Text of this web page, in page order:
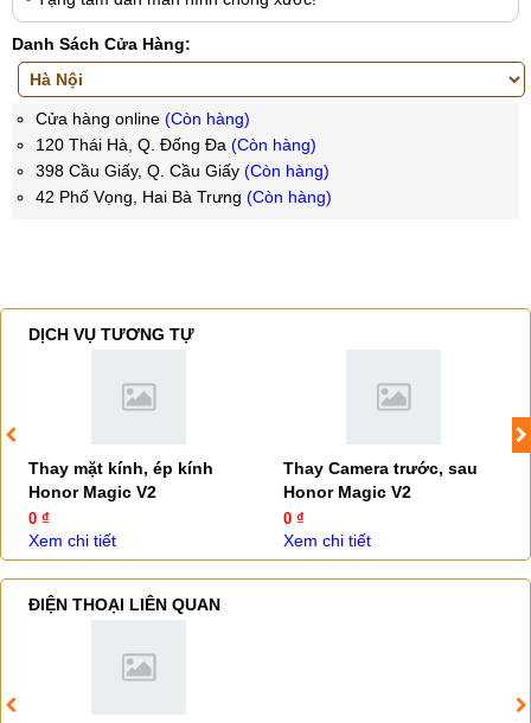
Danh Sách Cửa Hàng:
Cửa hàng online (Còn hàng)
120 Thái Hà, Q. Đống Đa (Còn hàng)
398 Cầu Giấy, Q. Cầu Giấy (Còn hàng)
42 Phố Vọng, Hai Bà Trưng (Còn hàng)
DỊCH VỤ TƯƠNG TỰ
Thay mặt kính, ép kính
Honor Magic V2
0 ₫
Xem chi tiết
Thay Camera trước, sau
Honor Magic V2
0 ₫
Xem chi tiết
ĐIỆN THOẠI LIÊN QUAN